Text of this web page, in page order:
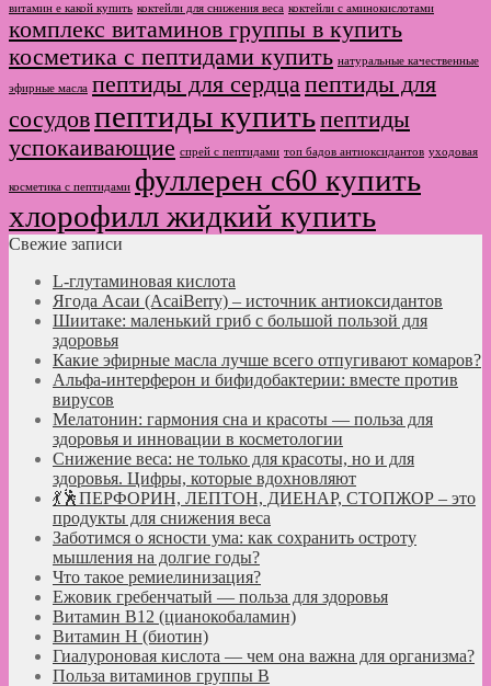
витамин е какой купить коктейли для снижения веса коктейли с аминокислотами
комплекс витаминов группы в купить
косметика с пептидами купить натуральные качественные
эфирные масла пептиды для сердца пептиды для
сосудовпептиды купитьпептиды
успокаивающие спрей с пептидами топ бадов антиоксидантов уходовая
косметика с пептидами фуллерен с60 купить
хлорофилл жидкий купить
Свежие записи
L-глутаминовая кислота
Ягода Асаи (AcaiBerry) – источник антиоксидантов
Шиитаке: маленький гриб с большой пользой для
здоровья
Какие эфирные масла лучше всего отпугивают комаров?
Альфа-интерферон и бифидобактерии: вместе против
вирусов
Мелатонин: гармония сна и красоты — польза для
здоровья и инновации в косметологии
Снижение веса: не только для красоты, но и для
здоровья. Цифры, которые вдохновляют
💃🕺ПЕРФОРИН, ЛЕПТОН, ДИЕНАР, СТОПЖОР – это
продукты для снижения веса
Заботимся о ясности ума: как сохранить остроту
мышления на долгие годы?
Что такое ремиелинизация?
Ежовик гребенчатый — польза для здоровья
Витамин B12 (цианокобаламин)
Витамин H (биотин)
Гиалуроновая кислота — чем она важна для организма?
Польза витаминов группы B